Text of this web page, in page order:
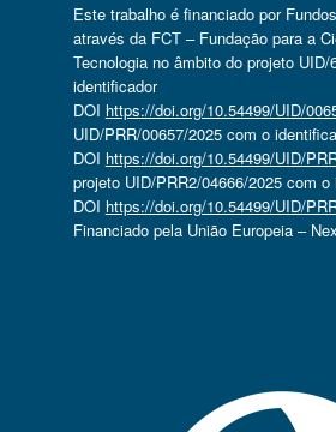
Este trabalho é financiado por
através da FCT – Fundação para a
Tecnologia no âmbito do projeto
identificador
DOI https://doi.org/10.54499/UID/
UID/PRR/00657/2025 com o
DOI https://doi.org/10.54499/UID/
projeto UID/PRR2/04666/2025 com
DOI https://doi.org/10.54499/UID/
Financiado pela União Europeia –